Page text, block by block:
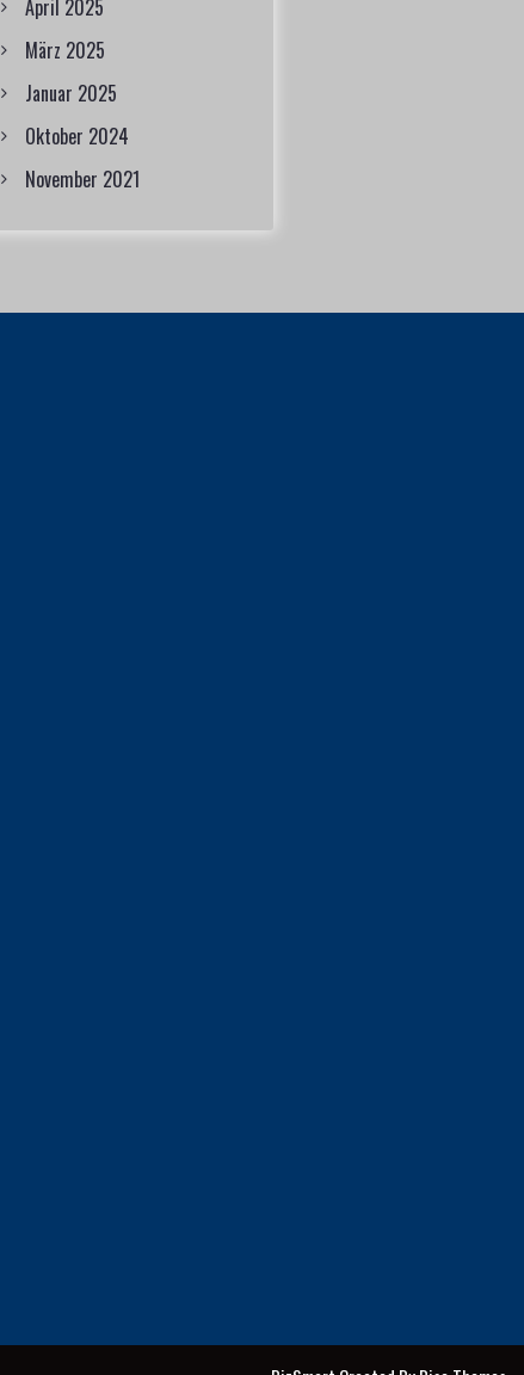
April 2025
März 2025
Januar 2025
Oktober 2024
November 2021